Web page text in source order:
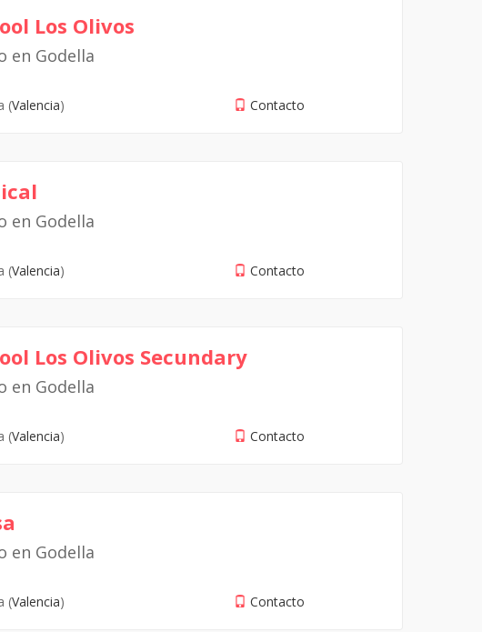
Los Olivos
en Godella
(Valencia) Contacto
en Godella
(Valencia) Contacto
Los Olivos Secundary
en Godella
(Valencia) Contacto
en Godella
(Valencia) Contacto